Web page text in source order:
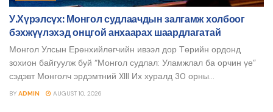
У.Хүрэлсүх: Монгол судлаачдын залгамж холбоог
бэхжүүлэхэд онцгой анхаарах шаардлагатай
Монгол Улсын Ерөнхийлөгчийн ивээл дор Төрийн ордонд
зохион байгуулж буй “Монгол судлал: Уламжлал ба орчин үе”
сэдэвт Монголч эрдэмтний XIII Их хуралд 30 орны...
BY ADMIN AUGUST 10, 2026